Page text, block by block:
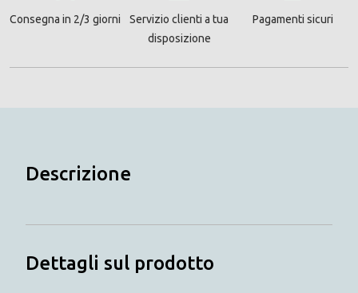
Consegna in 2/3 giorni
Servizio clienti a tua
disposizione
Pagamenti sicuri
Descrizione
Dettagli sul prodotto